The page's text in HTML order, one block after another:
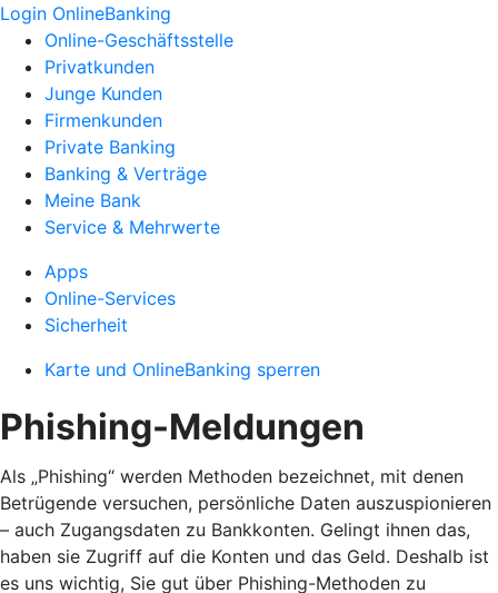
Login OnlineBanking
Online-Geschäftsstelle
Privatkunden
Junge Kunden
Firmenkunden
Private Banking
Banking & Verträge
Meine Bank
Service & Mehrwerte
Apps
Online-Services
Sicherheit
Karte und OnlineBanking sperren
Phishing-Meldungen
Als „Phishing“ werden Methoden bezeichnet, mit denen
Betrügende versuchen, persönliche Daten auszuspionieren
– auch Zugangsdaten zu Bankkonten. Gelingt ihnen das,
haben sie Zugriff auf die Konten und das Geld. Deshalb ist
es uns wichtig, Sie gut über Phishing-Methoden zu